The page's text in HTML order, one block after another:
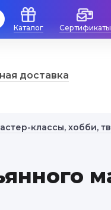
Каталог Сертификаты
доставка
классы, хобби,